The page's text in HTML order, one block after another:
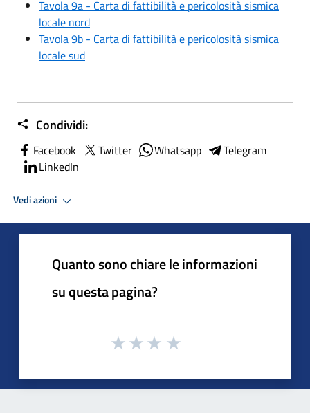
Tavola 9a - Carta di fattibilità e pericolosità sismica
locale nord
Tavola 9b - Carta di fattibilità e pericolosità sismica
locale sud
Condividi:
Facebook Twitter Whatsapp
Telegram
LinkedIn
Vedi azioni
Quanto sono chiare le informazioni
su questa pagina?